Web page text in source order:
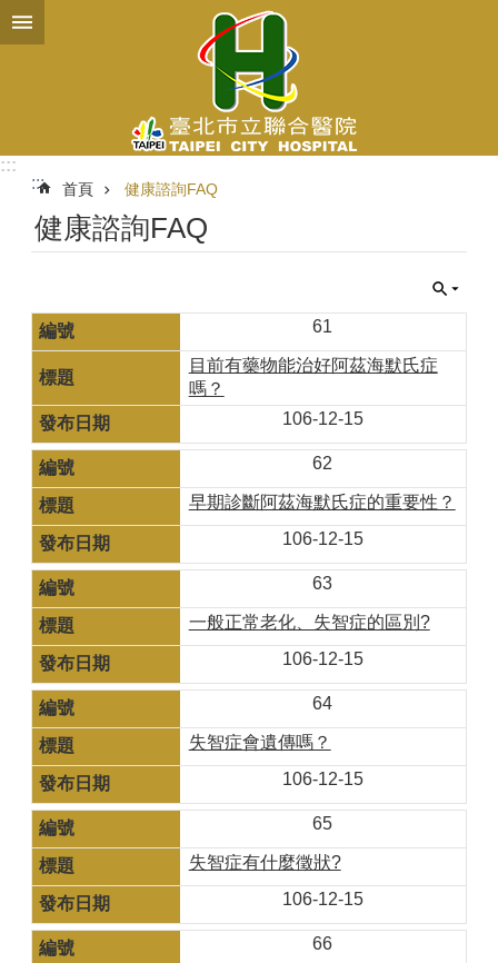
跳到主要內容區塊
:::
:::
首頁 健康諮詢FAQ
健康諮詢FAQ
61
目前有藥物能治好阿茲海默氏症
嗎？
106-12-15
62
早期診斷阿茲海默氏症的重要性？
106-12-15
63
一般正常老化、失智症的區別?
106-12-15
64
失智症會遺傳嗎？
106-12-15
65
失智症有什麼徵狀?
106-12-15
66